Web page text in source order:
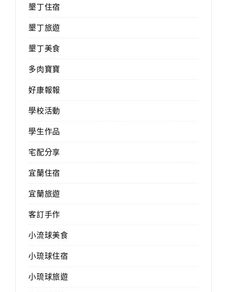
墾丁住宿
墾丁旅遊
墾丁美食
多肉寶寶
好康報報
學校活動
學生作品
宅配分享
宜蘭住宿
宜蘭旅遊
客訂手作
小流球美食
小琉球住宿
小琉球旅遊